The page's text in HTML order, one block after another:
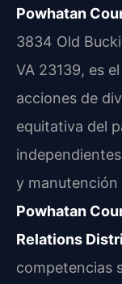
Powhatan
3834 Old
VA 23139, es
acciones de
equitativa del
y manutención
Powhatan
Relations
competencias